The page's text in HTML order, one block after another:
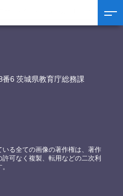
大学ライブラリー講演会の開催について
6 茨城県教育庁総務課
る全ての画像の著作権は、著作
可なく複製、転用などの二次利